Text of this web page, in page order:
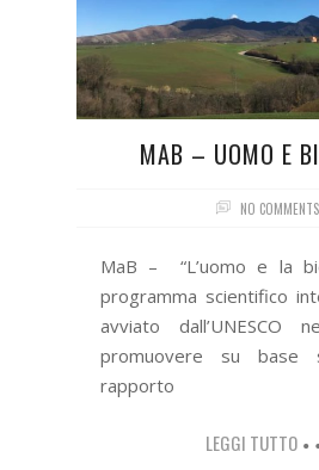
MAB – UOMO E
NO
MaB – “L’uomo e la
programma scientifico
avviato dall’UNESCO
promuovere su base
rapporto
LEGGI TUTTO